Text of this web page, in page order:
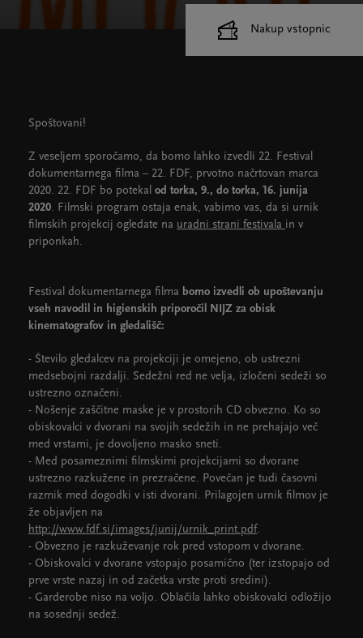
Spoštovani!
Z veseljem sporočamo, da bomo lahko izvedli 22. Festival
dokumentarnega filma – 22. FDF, prvotno načrtovan marca
2020. 22. FDF bo potekal od torka, 9., do torka, 16. junija
2020. Filmski program ostaja enak, vabimo vas, da si urnik
filmskih projekcij ogledate na uradni strani festivala in v
priponkah.
Festival dokumentarnega filma bomo izvedli ob upoštevanju
vseh navodil in higienskih priporočil NIJZ za obisk
kinematografov in gledališč:
- Število gledalcev na projekciji je omejeno, ob ustrezni
medsebojni razdalji. Sedežni red ne velja, izločeni sedeži so
ustrezno označeni.
- Nošenje zaščitne maske je v prostorih CD obvezno. Ko so
obiskovalci v dvorani na svojih sedežih in ne prehajajo več
med vrstami, je dovoljeno masko sneti.
- Med posameznimi filmskimi projekcijami so dvorane
ustrezno razkužene in prezračene. Povečan je tudi časovni
razmik med dogodki v isti dvorani. Prilagojen urnik filmov je
že objavljen na
http://www.fdf.si/images/junij/urnik_print.pdf.
- Obvezno je razkuževanje rok pred vstopom v dvorane.
- Obiskovalci v dvorane vstopajo posamično (ter izstopajo od
prve vrste nazaj in od začetka vrste proti sredini).
- Garderobe niso na voljo. Oblačila lahko obiskovalci odložijo
na sosednji sedež.
Nakup vstopnic